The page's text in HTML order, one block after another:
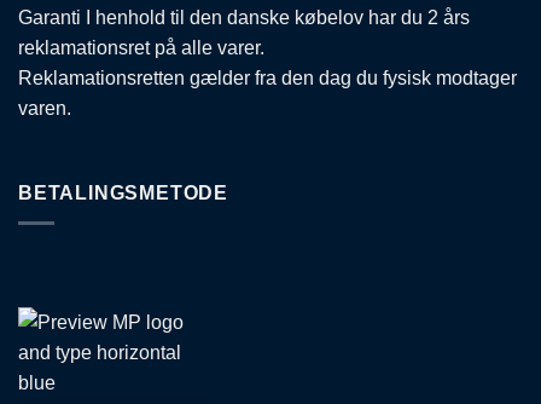
Garanti I henhold til den danske købelov har du 2 års
reklamationsret på alle varer.
Reklamationsretten gælder fra den dag du fysisk modtager
varen.
BETALINGSMETODE